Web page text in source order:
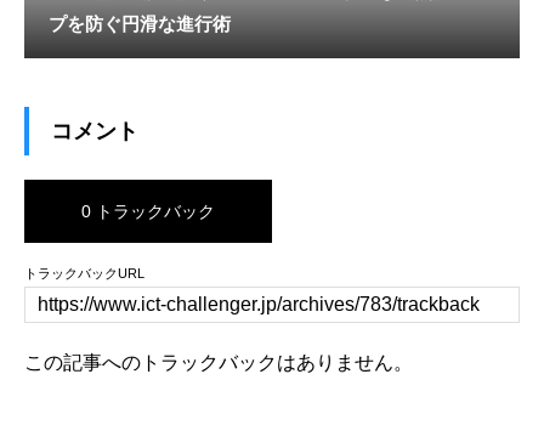
プを防ぐ円滑な進行術
コメント
0 トラックバック
トラックバックURL
この記事へのトラックバックはありません。